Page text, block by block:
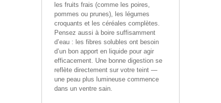
les fruits frais (comme les poires,
pommes ou prunes), les légumes
croquants et les céréales complètes.
Pensez aussi à boire suffisamment
d’eau : les fibres solubles ont besoin
d’un bon apport en liquide pour agir
efficacement. Une bonne digestion se
reflète directement sur votre teint —
une peau plus lumineuse commence
dans un ventre sain.